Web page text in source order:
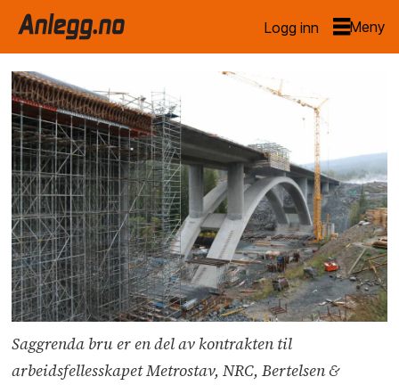
Logg inn
Saggrenda bru er en del av kontrakten til
arbeidsfellesskapet Metrostav, NRC, Bertelsen &